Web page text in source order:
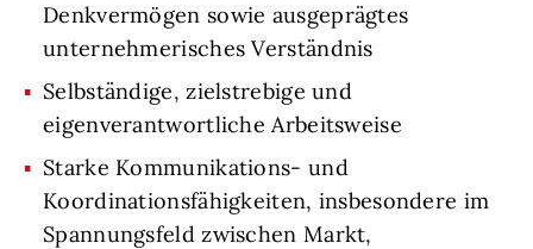
Denkvermögen sowie ausgeprägtes
unternehmerisches Verständnis
Selbständige, zielstrebige und
eigenverantwortliche Arbeitsweise
Starke Kommunikations- und
Koordinationsfähigkeiten, insbesondere im
Spannungsfeld zwischen Markt,